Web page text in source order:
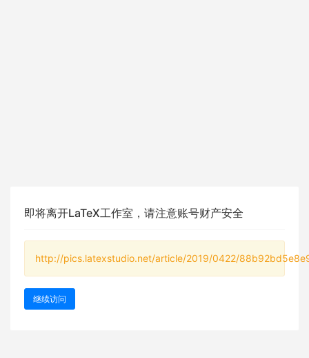
即将离开LaTeX工作室，请注意账号财产安全
http://pics.latexstudio.net/article/2019/0422/
继续访问